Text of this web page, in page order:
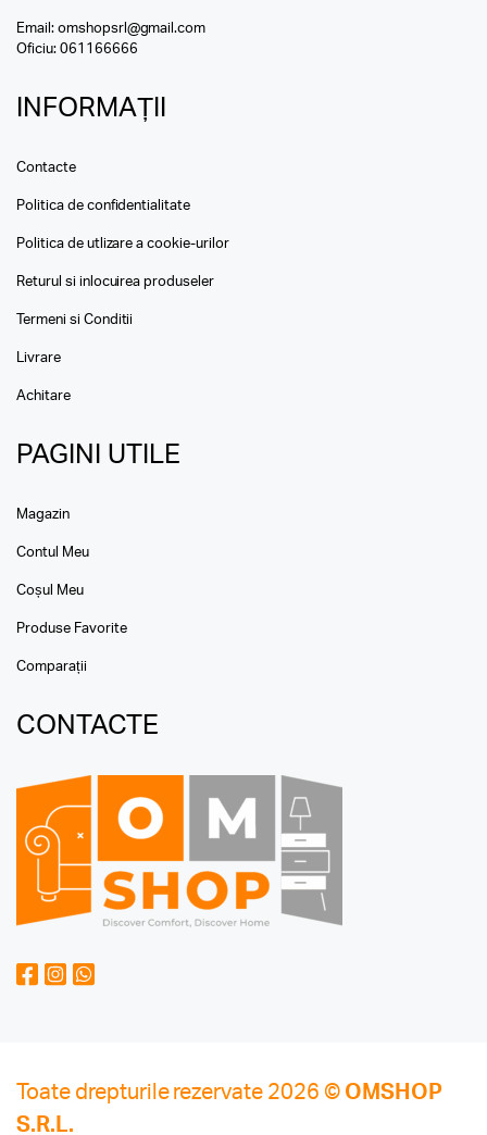
Email: omshopsrl@gmail.com
Oficiu: 061166666
INFORMAȚII
Contacte
Politica de confidentialitate
Politica de utlizare a cookie-urilor
Returul si inlocuirea produseler
Termeni si Conditii
Livrare
Achitare
PAGINI UTILE
Magazin
Contul Meu
Coșul Meu
Produse Favorite
Comparații
CONTACTE
Toate drepturile rezervate 2026 © OMSHOP
S.R.L.